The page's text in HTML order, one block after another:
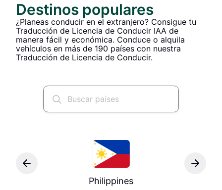
Destinos populares
¿Planeas conducir en el extranjero? Consigue tu
Traducción de Licencia de Conducir IAA de
manera fácil y económica. Conduce o alquila
vehículos en más de 190 países con nuestra
Traducción de Licencia de Conducir.
Philippines